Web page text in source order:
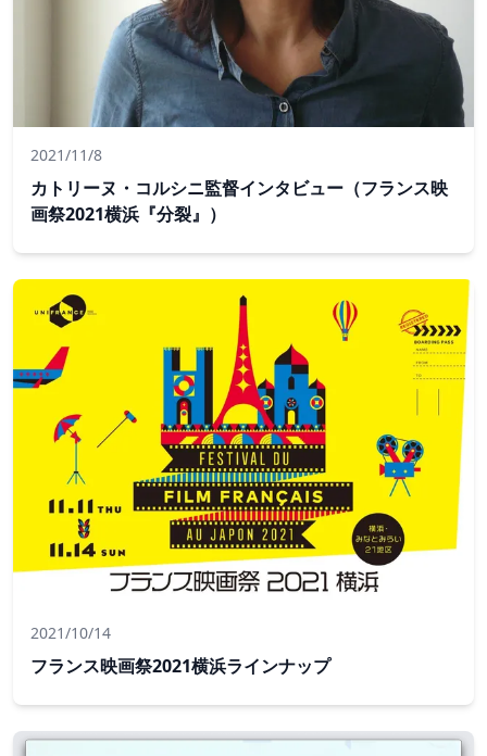
2021/11/8
カトリーヌ・コルシニ監督インタビュー（フランス映
画祭2021横浜『分裂』）
2021/10/14
フランス映画祭2021横浜ラインナップ